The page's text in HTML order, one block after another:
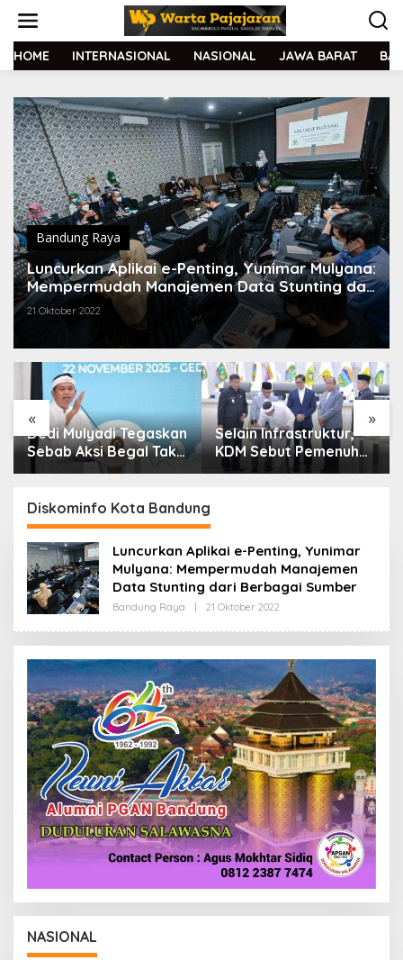
t
HOME INTERNASIONAL NASIONAL JAWA BARAT
Bandung Raya
Luncurkan Aplikai e-Penting, Yunimar Mulyana:
Mempermudah Manajemen Data Stunting dari
Berbagai Sumber
21 Oktober 2022
« »
Dedi Mulyadi Tegaskan
Sebab Aksi Begal Tak
Boleh Hanya Dikaitkan
Selain Infrastruktur,
KDM Sebut Pemenuhan
Kebutuhan Dasar
Diskominfo Kota Bandung
Luncurkan Aplikai e-Penting, Yunimar
Mulyana: Mempermudah Manajemen
Data Stunting dari Berbagai Sumber
Bandung Raya | 21 Oktober 2022
E
H
R
D
K
S
I
NASIONAL